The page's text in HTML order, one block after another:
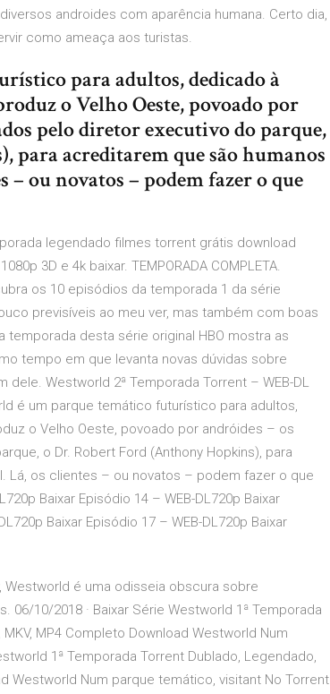
androides com aparência humana. Certo dia,
como ameaça aos turistas.
para adultos, dedicado à
o Velho Oeste, povoado por
pelo diretor executivo do parque,
acreditarem que são humanos
ou novatos – podem fazer o que
legendado filmes torrent grátis download
3D e 4k baixar. TEMPORADA COMPLETA.
os 10 episódios da temporada 1 da série
previsíveis ao meu ver, mas também com boas
desta série original HBO mostra as
tempo em que levanta novas dúvidas sobre
Westworld 2ª Temporada Torrent – WEB-DL
é um parque temático futurístico para adultos,
o Velho Oeste, povoado por andróides – os
o Dr. Robert Ford (Anthony Hopkins), para
Lá, os clientes – ou novatos – podem fazer o que
Baixar Episódio 14 – WEB-DL720p Baixar
Baixar Episódio 17 – WEB-DL720p Baixar
Westworld é uma odisseia obscura sobre
10/2018 · Baixar Série Westworld 1ª Temporada
MP4 Completo Download Westworld Num
1ª Temporada Torrent Dublado, Legendado,
Westworld Num parque temático, visitant No Torrent